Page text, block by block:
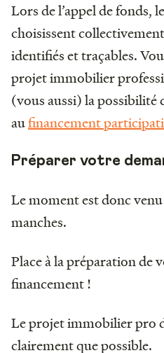
Lors de l’appel de fonds,
choisissent
identifiés et traçables.
projet immobilier
(vous aussi) la
aufinancement
Préparer votre
Le moment est donc venu
manches.
Place à la préparation de
financement !
Le projet immobilier pro
clairement que possible.